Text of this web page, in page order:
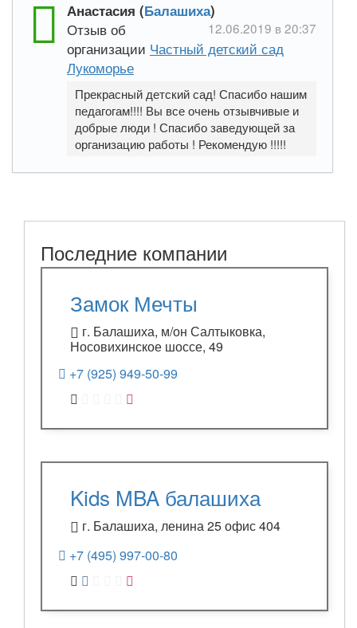
Анастасия (Балашиха)
12.06.2019 в 20:37
Отзыв об
организации Частный детский сад
Лукоморье
Прекрасный детский сад! Спасибо нашим
педагогам!!!! Вы все очень отзывчивые и
добрые люди ! Спасибо заведующей за
организацию работы ! Рекомендую !!!!!
Последние компании
Замок Мечты
г. Балашиха, м/он Салтыковка,
Носовихинское шоссе, 49
+7 (925) 949-50-99
Kids MBA балашиха
г. Балашиха, ленина 25 офис 404
+7 (495) 997-00-80